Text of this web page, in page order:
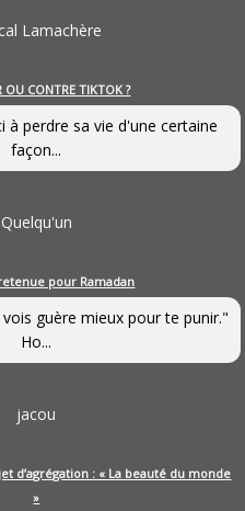
Lamachère
OU CONTRE TIKTOK ?
à perdre sa vie d'une certaine
façon...
Quelqu'un
pour Ramadan
guère mieux pour te punir."
Ho...
jacou
d’agrégation : « La beauté du monde
»